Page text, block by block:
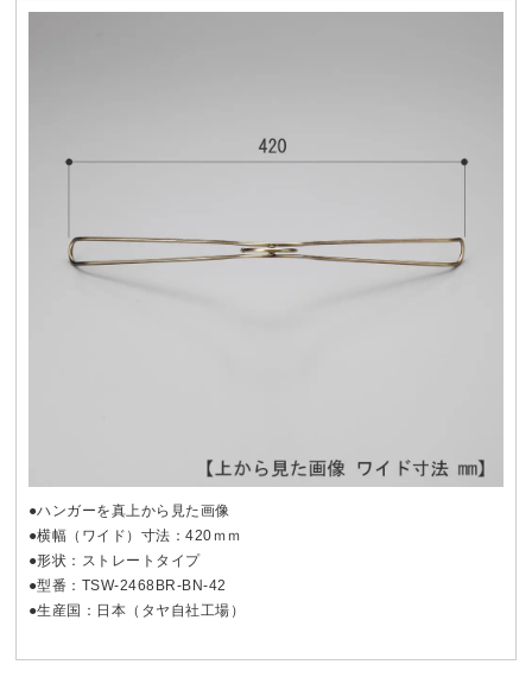
●ハンガーを真上から見た画像
●横幅（ワイド）寸法：420ｍｍ
●形状：ストレートタイプ
●型番：TSW-2468BR-BN-42
●生産国：日本（タヤ自社工場）